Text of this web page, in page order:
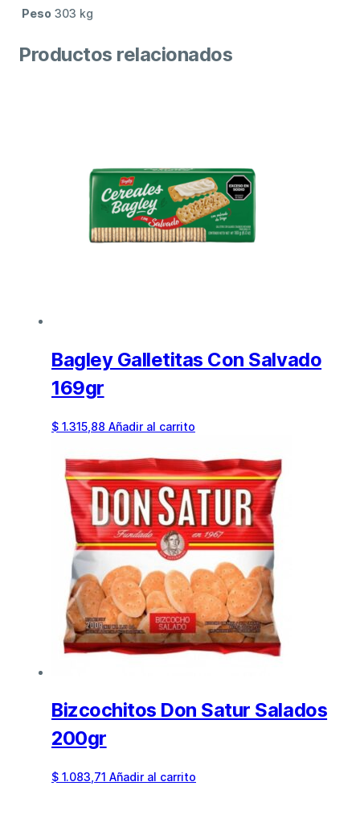
Peso 303 kg
Productos relacionados
Bagley Galletitas Con Salvado
169gr
$ 1.315,88 Añadir al carrito
Bizcochitos Don Satur Salados
200gr
$ 1.083,71 Añadir al carrito